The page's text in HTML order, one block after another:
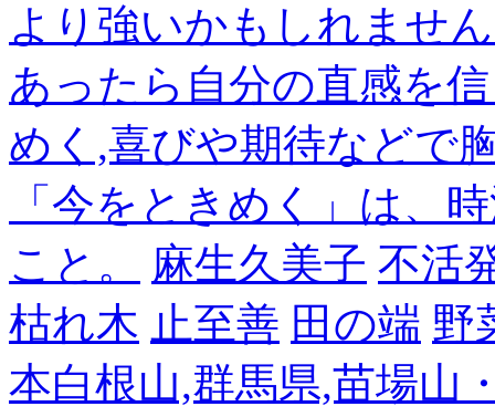
より強いかもしれませ
あったら自分の直感を
めく,喜びや期待などで
「今をときめく」は、
こと。
麻生久美子 不活
枯れ木 止至善 田の端 野
本白根山,群馬県,苗場山